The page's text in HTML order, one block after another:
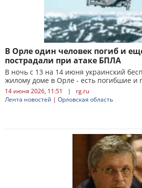
В Орле один человек погиб и
пострадали при атаке БПЛА
В ночь с 13 на 14 июня украинский
жилому доме в Орле - есть погибшие и
14 июня 2026, 11:51 |
rg.ru
Лента новостей | Орловская область